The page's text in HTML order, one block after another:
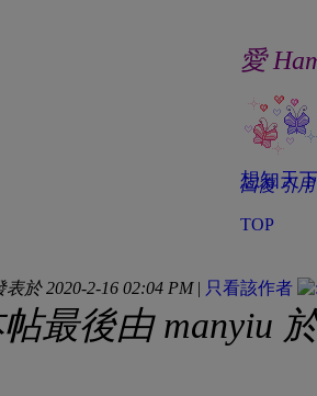
愛
想知天
回復 引用
TOP
表於 2020-2-16 02:04 PM| 只看該作者
最後由 manyiu